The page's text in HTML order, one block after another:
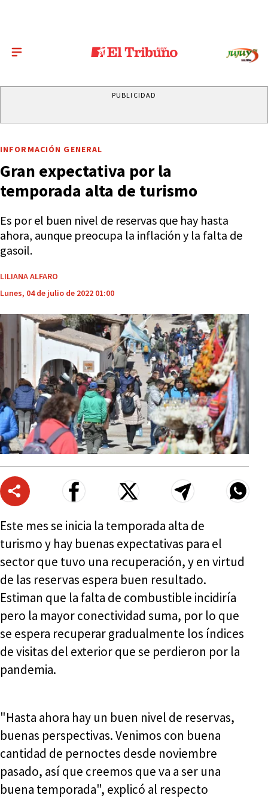
PUBLICIDAD
INFORMACIÓN GENERAL
Gran expectativa por la
temporada alta de turismo
Es por el buen nivel de reservas que hay hasta
ahora, aunque preocupa la inflación y la falta de
gasoil.
LILIANA ALFARO
Lunes, 04 de julio de 2022 01:00
Este mes se inicia la temporada alta de
turismo y hay buenas expectativas para el
sector que tuvo una recuperación, y en virtud
de las reservas espera buen resultado.
Estiman que la falta de combustible incidiría
pero la mayor conectividad suma, por lo que
se espera recuperar gradualmente los índices
de visitas del exterior que se perdieron por la
pandemia.
"Hasta ahora hay un buen nivel de reservas,
buenas perspectivas. Venimos con buena
cantidad de pernoctes desde noviembre
pasado, así que creemos que va a ser una
buena temporada", explicó al respecto